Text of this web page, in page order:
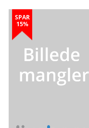
SPAR
15%